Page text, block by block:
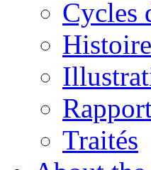
Cycles
Traités